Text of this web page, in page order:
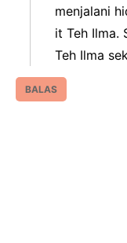
menjalani
it Teh Ilma.
Teh Ilma
BALAS